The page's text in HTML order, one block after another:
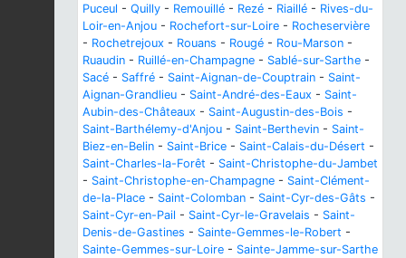
Puceul - Quilly - Remouillé - Rezé - Riaillé - Rives-du-
Loir-en-Anjou - Rochefort-sur-Loire - Rocheservière
- Rochetrejoux - Rouans - Rougé - Rou-Marson -
Ruaudin - Ruillé-en-Champagne - Sablé-sur-Sarthe -
Sacé - Saffré - Saint-Aignan-de-Couptrain - Saint-
Aignan-Grandlieu - Saint-André-des-Eaux - Saint-
Aubin-des-Châteaux - Saint-Augustin-des-Bois -
Saint-Barthélemy-d'Anjou - Saint-Berthevin - Saint-
Biez-en-Belin - Saint-Brice - Saint-Calais-du-Désert -
Saint-Charles-la-Forêt - Saint-Christophe-du-Jambet
- Saint-Christophe-en-Champagne - Saint-Clément-
de-la-Place - Saint-Colomban - Saint-Cyr-des-Gâts -
Saint-Cyr-en-Pail - Saint-Cyr-le-Gravelais - Saint-
Denis-de-Gastines - Sainte-Gemmes-le-Robert -
Sainte-Gemmes-sur-Loire - Sainte-Jamme-sur-Sarthe